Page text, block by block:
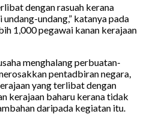
dengan rasuah kerana
undang,” katanya pada
1,000 pegawai kanan kerajaan
menghalang perbuatan-
pentadbiran negara,
yang terlibat dengan
kerajaan baharu kerana tidak
daripada kegiatan itu.